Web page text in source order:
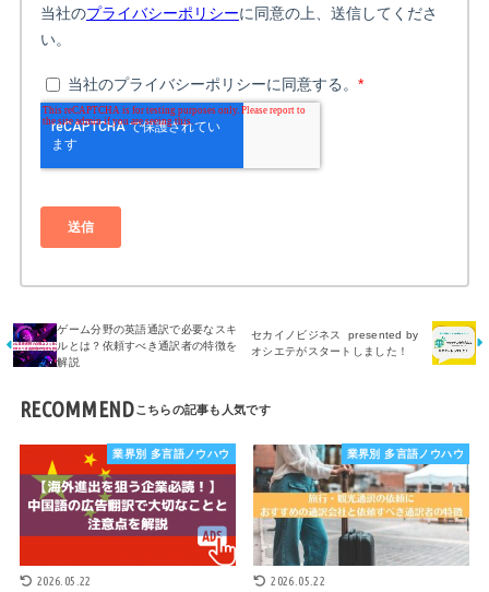
ゲーム分野の英語通訳で必要なスキ
ルとは？依頼すべき通訳者の特徴を
解説
セカイノビジネス presented by
オシエテがスタートしました！
RECOMMEND
業界別 多言語ノウハウ
2026.05.22
業界別 多言語ノウハウ
2026.05.22